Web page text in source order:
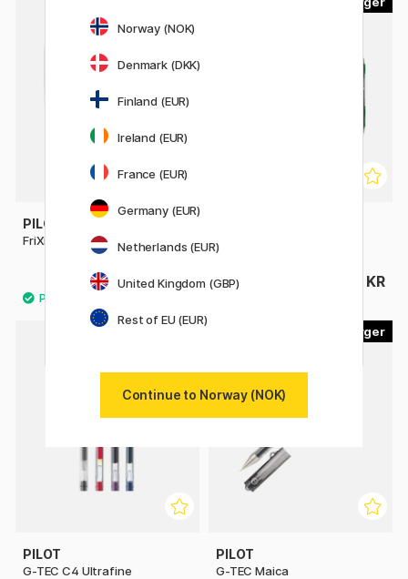
PILOT
FriXion Point 0.5
49 KR
G2 Gelpenn 0.7
36 KR
PILOT
G-TEC C4 Ultrafine
PILOT
G-TEC Maica
Norway (NOK)
Denmark (DKK)
Finland (EUR)
Ireland (EUR)
France (EUR)
Germany (EUR)
Netherlands (EUR)
United Kingdom (GBP)
Rest of EU (EUR)
Continue to Norway (NOK)